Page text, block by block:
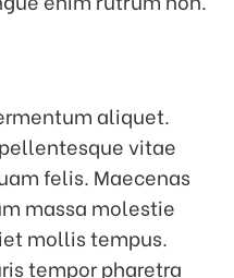
aliquet.
vitae
felis. Maecenas
massa molestie
mollis tempus.
tempor pharetra